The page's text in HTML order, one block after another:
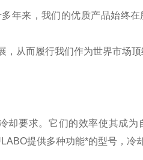
来，我们的优质产品始终在
从而履行我们作为世界市场顶
要求。它们的效率使其成为
提供多种功能*的型号，冷